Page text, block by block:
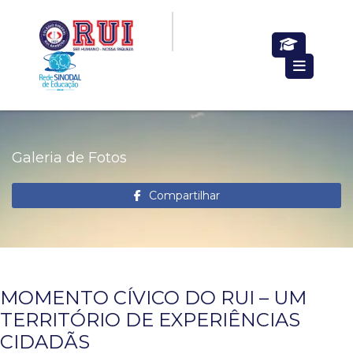
Galeria de Fotos
Compartilhar
MOMENTO CÍVICO DO RUI – UM
TERRITÓRIO DE EXPERIÊNCIAS
CIDADÃS